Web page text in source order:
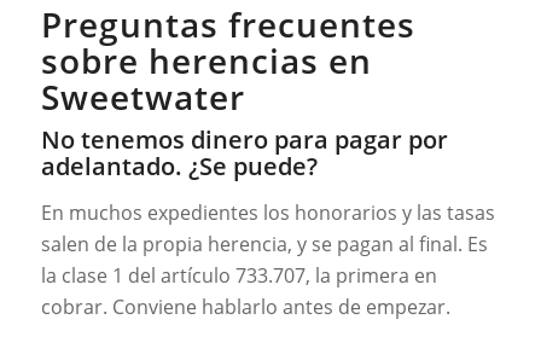
Preguntas frecuentes
sobre herencias en
Sweetwater
No tenemos dinero para pagar por
adelantado. ¿Se puede?
En muchos expedientes los honorarios y las tasas
salen de la propia herencia, y se pagan al final. Es
la clase 1 del artículo 733.707, la primera en
cobrar. Conviene hablarlo antes de empezar.